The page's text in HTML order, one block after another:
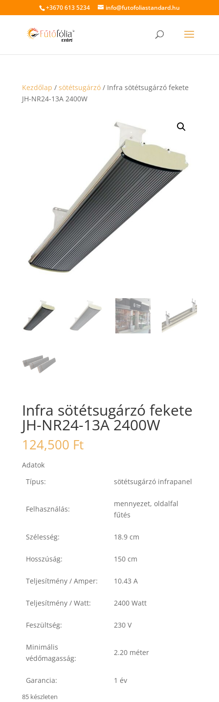
+3670 613 5234 info@futofoliastandard.hu
Kezdőlap / sötétsugárzó/ Infra sötétsugárzó fekete
JH-NR24-13A 2400W
Infra sötétsugárzó fekete
JH-NR24-13A 2400W
124,500 Ft
Adatok
Típus:
sötétsugárzó infrapanel
Felhasználás:
mennyezet, oldalfal
fűtés
Szélesség: 18.9 cm
Hosszúság: 150 cm
Teljesítmény / Amper: 10.43 A
Teljesítmény / Watt: 2400 Watt
Feszültség: 230 V
Minimális
védőmagasság:
2.20 méter
Garancia: 1 év
85 készleten